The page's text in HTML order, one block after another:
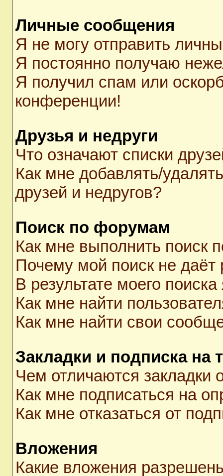
Личные сообщения
Я не могу отправить
Я постоянно получаю
Я получил спам или
конференции!
Друзья и недруги
Что означают списки
Как мне добавлять/
друзей и недругов?
Поиск по форумам
Как мне выполнить
Почему мой поиск не даёт
В результате моего
Как мне найти
Как мне найти свои
Закладки и подписка на
Чем отличаются закладки
Как мне подписаться на
Как мне отказаться от
Вложения
Какие вложения